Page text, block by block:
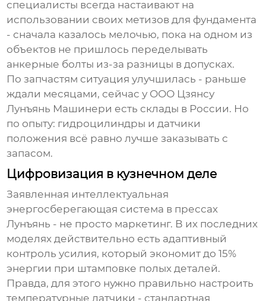
специалисты всегда настаивают на
использовании своих метизов для фундамента
- сначала казалось мелочью, пока на одном из
объектов не пришлось переделывать
анкерные болты из-за разницы в допусках.
По запчастям ситуация улучшилась - раньше
ждали месяцами, сейчас у ООО Цзянсу
Лунъянь Машинери есть склады в России. Но
по опыту: гидроцилиндры и датчики
положения всё равно лучше заказывать с
запасом.
Цифровизация в кузнечном деле
Заявленная интеллектуальная
энергосберегающая система в прессах
Лунъянь - не просто маркетинг. В их последних
моделях действительно есть адаптивный
контроль усилия, который экономит до 15%
энергии при штамповке полых деталей.
Правда, для этого нужно правильно настроить
температурные датчики - стандартная